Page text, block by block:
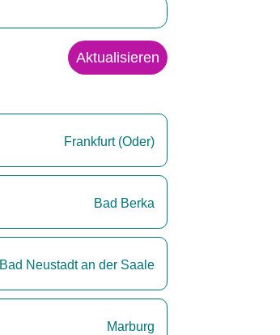
Aktualisieren
Frankfurt (Oder)
Bad Berka
Bad Neustadt an der Saale
Marburg